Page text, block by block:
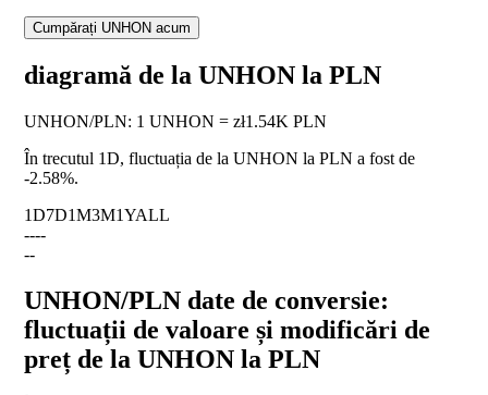
Cumpărați UNHON acum
diagramă de la UNHON la PLN
UNHON/PLN: 1 UNHON = zł1.54K PLN
În trecutul 1D, fluctuația de la UNHON la PLN a fost de
-2.58%.
1D7D1M3M1YALL
----
--
UNHON/PLN date de conversie:
fluctuații de valoare și modificări de
preț de la UNHON la PLN